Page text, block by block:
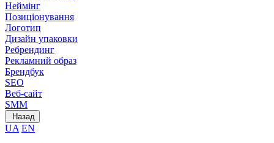
Неймінг
Позиціонування
Логотип
Дизайн упаковки
Ребрендинг
Рекламний образ
Брендбук
SEO
Веб-сайт
SMM
Назад
UA EN